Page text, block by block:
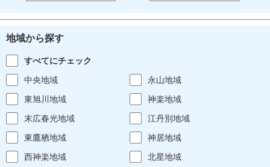
地域から探す
すべてにチェック
中央地域
永山地域
東旭川地域
神楽地域
末広春光地域
江丹別地域
東鷹栖地域
神居地域
西神楽地域
北星地域